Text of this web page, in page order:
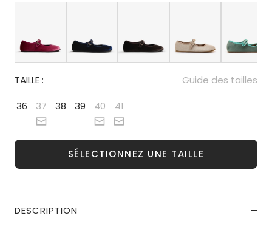
TAILLE : Guide des tailles
36 37 38 39 40 41
SÉLECTIONNEZ UNE TAILLE
DESCRIPTION